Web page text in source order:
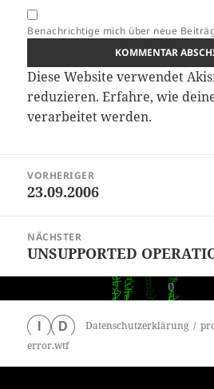
Benachrichtige mich über neue
Diese Website verwendet
reduzieren.Erfahre, wie
verarbeitet werden.
VORHERIGER
Vorheriger
23.09.2006
NÄCHSTER
Nächster
Beitrag:
UNSUPPORTED
D Datenschutzerklärung
error.wtf